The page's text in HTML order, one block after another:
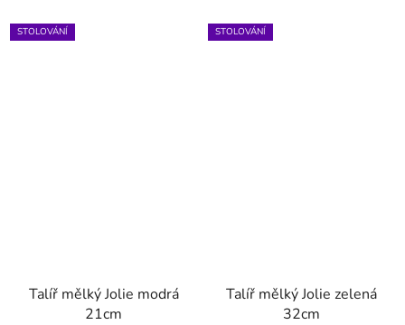
STOLOVÁNÍ
Talíř mělký Jolie modrá
21cm
STOLOVÁNÍ
Talíř mělký Jolie zelená
32cm